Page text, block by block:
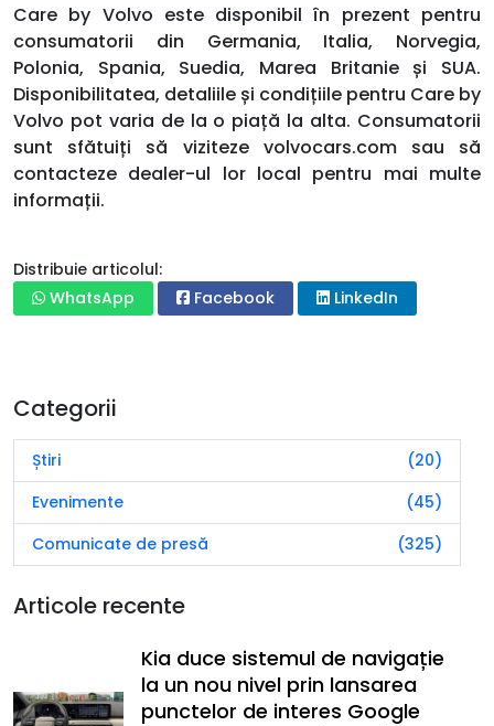
Care by Volvo este disponibil în prezent pentru
consumatorii din Germania, Italia, Norvegia,
Polonia, Spania, Suedia, Marea Britanie și SUA.
Disponibilitatea, detaliile și condițiile pentru Care by
Volvo pot varia de la o piață la alta. Consumatorii
sunt sfătuiți să viziteze volvocars.com sau să
contacteze dealer-ul lor local pentru mai multe
informații.
Distribuie articolul:
WhatsApp
Facebook LinkedIn
Categorii
Știri
(20)
Evenimente
(45)
Comunicate de presă
(325)
Articole recente
Kia duce sistemul de navigație
la un nou nivel prin lansarea
punctelor de interes Google